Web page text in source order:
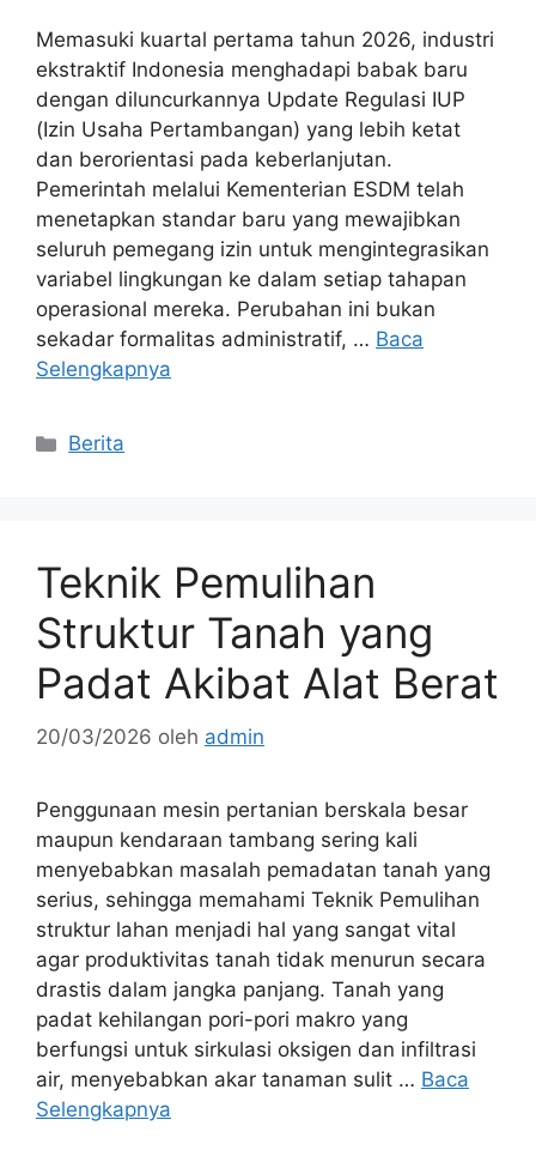
Memasuki kuartal pertama tahun 2026, industri
ekstraktif Indonesia menghadapi babak baru
dengan diluncurkannya Update Regulasi IUP
(Izin Usaha Pertambangan) yang lebih ketat
dan berorientasi pada keberlanjutan.
Pemerintah melalui Kementerian ESDM telah
menetapkan standar baru yang mewajibkan
seluruh pemegang izin untuk mengintegrasikan
variabel lingkungan ke dalam setiap tahapan
operasional mereka. Perubahan ini bukan
sekadar formalitas administratif, … Baca
Selengkapnya
Kategori
Berita
Teknik Pemulihan
Struktur Tanah yang
Padat Akibat Alat Berat
20/03/2026 oleh admin
Penggunaan mesin pertanian berskala besar
maupun kendaraan tambang sering kali
menyebabkan masalah pemadatan tanah yang
serius, sehingga memahami Teknik Pemulihan
struktur lahan menjadi hal yang sangat vital
agar produktivitas tanah tidak menurun secara
drastis dalam jangka panjang. Tanah yang
padat kehilangan pori-pori makro yang
berfungsi untuk sirkulasi oksigen dan infiltrasi
air, menyebabkan akar tanaman sulit … Baca
Selengkapnya